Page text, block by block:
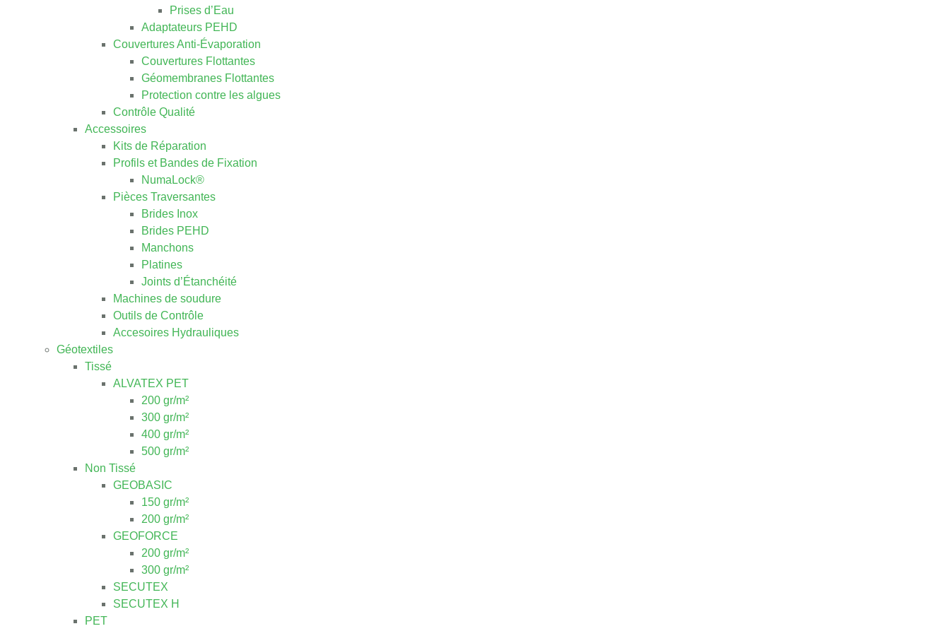
Prises d’Eau
Adaptateurs PEHD
Couvertures Anti-Évaporation
Couvertures Flottantes
Géomembranes Flottantes
Protection contre les algues
Contrôle Qualité
Accessoires
Kits de Réparation
Profils et Bandes de Fixation
NumaLock®
Pièces Traversantes
Brides Inox
Brides PEHD
Manchons
Platines
Joints d’Étanchéité
Machines de soudure
Outils de Contrôle
Accesoires Hydrauliques
Géotextiles
Tissé
ALVATEX PET
200 gr/m²
300 gr/m²
400 gr/m²
500 gr/m²
Non Tissé
GEOBASIC
150 gr/m²
200 gr/m²
GEOFORCE
200 gr/m²
300 gr/m²
SECUTEX
SECUTEX H
PET